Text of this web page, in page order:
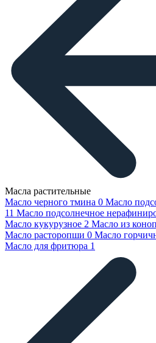
Масла растительные
Масло черного тмина 0 Масло
11 Масло подсолнечное
Масло кукурузное 2 Масло из
Масло расторопши 0 Масло
Масло для фритюра 1